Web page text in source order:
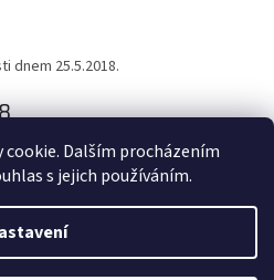
Dalším procházením
s jejich používáním.
dnem 25.5.2018.
2018
Shoptet